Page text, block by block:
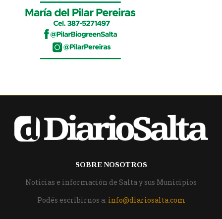
SOBRE NOSOTROS
Noticias e información de Salta y sus Municipios
Podés escribirnos a: info@diariosalta.com